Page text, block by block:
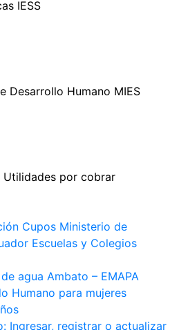
Cupos Ministerio de
Escuelas y Colegios
agua Ambato – EMAPA
Humano para mujeres
Ingresar, registrar o actualizar